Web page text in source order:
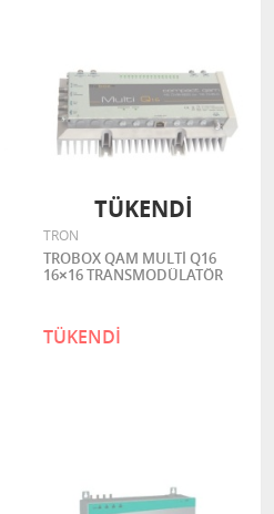
TRON
TROBOX QAM MULTİ Q16
16×16 TRANSMODÜLATÖR
TÜKENDİ
TÜKENDİ